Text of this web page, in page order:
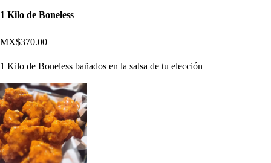
1 Kilo de Boneless
MX$370.00
1 Kilo de Boneless bañados en la salsa de tu elección